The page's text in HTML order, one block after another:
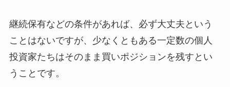
継続保有などの条件があれば、必ず大丈夫という
ことはないですが、少なくともある一定数の個人
投資家たちはそのまま買いポジションを残すとい
うことです。